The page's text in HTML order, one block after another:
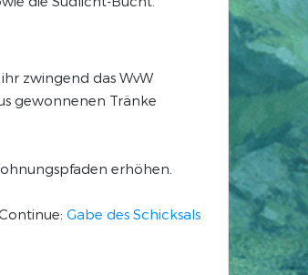
zwingend das WvW
gewonnenen Tränke
erhöhen.
Gabe des Schicksals